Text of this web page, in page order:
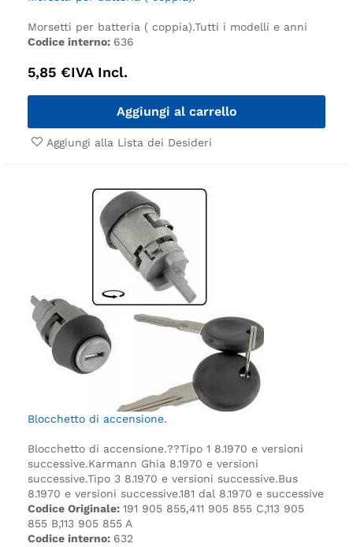
Morsetti per batteria ( coppia).Tutti i modelli e anni
Codice interno: 636
5,85 €IVA Incl.
Aggiungi al carrello
Aggiungi alla Lista dei Desideri
Blocchetto di accensione.
Blocchetto di accensione.??Tipo 1 8.1970 e versioni
successive.Karmann Ghia 8.1970 e versioni
successive.Tipo 3 8.1970 e versioni successive.Bus
8.1970 e versioni successive.181 dal 8.1970 e successive
Codice Originale: 191 905 855,411 905 855 C,113 905
855 B,113 905 855 A
Codice interno: 632